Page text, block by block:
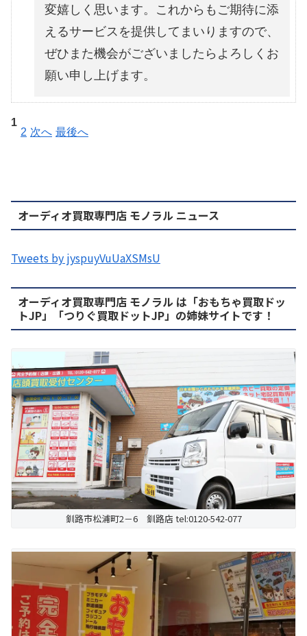
変嬉しく思います。これからもご期待に添
えるサービスを提供してまいりますので、
ぜひまた機会がございましたらよろしくお
願い申し上げます。
1
2 次へ 最後へ
オーディオ買取専門店 モノラル ニュース
Tweets by jyspuyVuUaXSMsU
オーディオ買取専門店 モノラル は「おもちゃ買取ドッ
トJP」「つりぐ買取ドットJP」の姉妹サイトです！
釧路市松浦町2－6 釧路店 tel:0120-542-077